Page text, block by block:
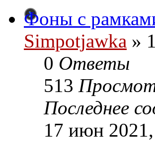
Фоны с
Simpotjawka »
0 Ответы
513
Последнее
17 июн